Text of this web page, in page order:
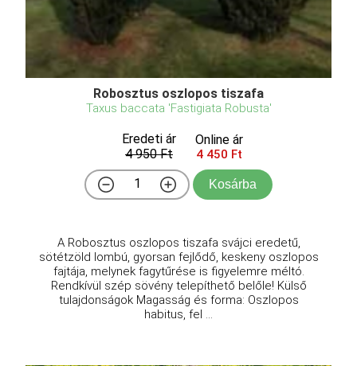
Robosztus oszlopos tiszafa
Taxus baccata 'Fastigiata Robusta'
Eredeti ár
4 950 Ft
Online ár
4 450 Ft
Kosárba
A Robosztus oszlopos tiszafa svájci eredetű,
sötétzöld lombú, gyorsan fejlődő, keskeny oszlopos
fajtája, melynek fagytűrése is figyelemre méltó.
Rendkívül szép sövény telepíthető belőle! Külső
tulajdonságok Magasság és forma: Oszlopos
habitus, fel ...